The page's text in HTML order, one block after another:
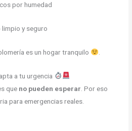
por humedad
y seguro
es un hogar tranquilo
a tu urgencia
que no pueden esperar . Por eso
para emergencias reales.